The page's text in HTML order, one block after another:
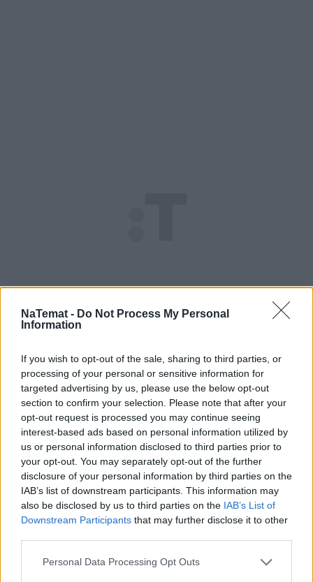
NaTemat - Do Not Process My Personal
Information
If you wish to opt-out of the sale, sharing to third parties, or
processing of your personal or sensitive information for
targeted advertising by us, please use the below opt-out
section to confirm your selection. Please note that after your
opt-out request is processed you may continue seeing
interest-based ads based on personal information utilized by
us or personal information disclosed to third parties prior to
your opt-out. You may separately opt-out of the further
disclosure of your personal information by third parties on the
IAB’s list of downstream participants. This information may
also be disclosed by us to third parties on the IAB’s List of
Downstream Participants that may further disclose it to other
Personal Data Processing Opt Outs
Pociągiem z Polski do Włoch?!
Nowość od PKP Intercity! |
kierunek:PODRÓŻE
Zupełnie inaczej sytuacja wygląda w przypadku
uszkodzeń na samej posadzce balkonu, która już
wchodzi w skład przylegającego lokalu. Za wymianę
popękanych płytek czy zniszczoną fugę zapłaci
wyłącznie właściciel mieszkania. Nowelizacja
zdejmie więc z lokatorów obowiązek samodzielnego
dbania o bezpieczeństwo balkonów, przenosząc tę
odpowiedzialność wprost na zarządców.